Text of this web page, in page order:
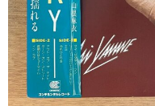
GG RECORD （当店の
全商品
JAZZ-US